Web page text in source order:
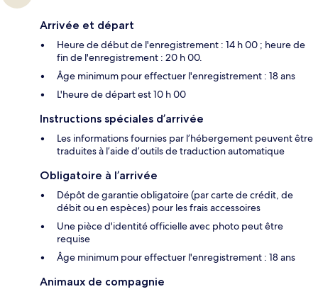
Arrivée et départ
Heure de début de l'enregistrement : 14 h 00 ; heure de
fin de l'enregistrement : 20 h 00.
Âge minimum pour effectuer l'enregistrement : 18 ans
L'heure de départ est 10 h 00
Instructions spéciales d’arrivée
Les informations fournies par l’hébergement peuvent être
traduites à l’aide d’outils de traduction automatique
Obligatoire à l’arrivée
Dépôt de garantie obligatoire (par carte de crédit, de
débit ou en espèces) pour les frais accessoires
Une pièce d'identité officielle avec photo peut être
requise
Âge minimum pour effectuer l'enregistrement : 18 ans
Animaux de compagnie